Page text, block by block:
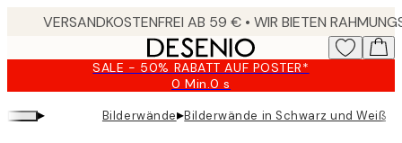
SALE - 50% RABATT AUF POSTER*
0 Min.0 s
Gültig
bis:
2026-
▸ Bilderwände▸Bilderwände in Schwarz und Weiß